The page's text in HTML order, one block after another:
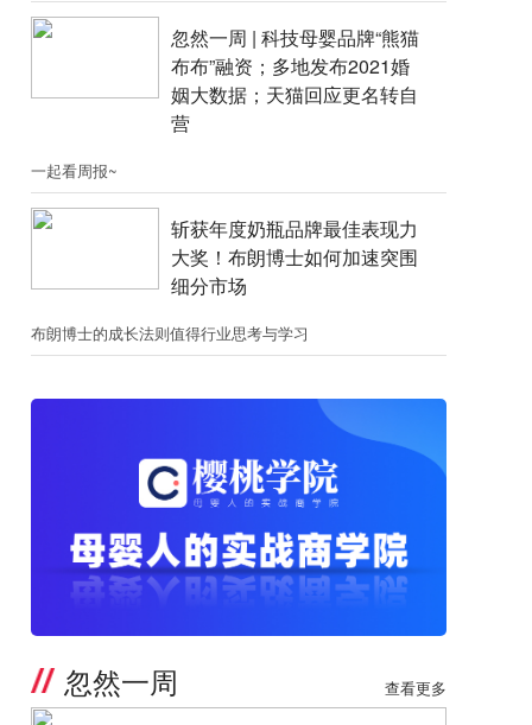
忽然一周 |​​ 科技母婴品牌“熊猫
布布”融资；​多地发布2021婚
姻大数据；天猫回应更名转自
营
一起看周报~
斩获年度奶瓶品牌最佳表现力
大奖！布朗博士如何加速突围
细分市场
布朗博士的成长法则值得行业思考与学习
忽然一周 查看更多